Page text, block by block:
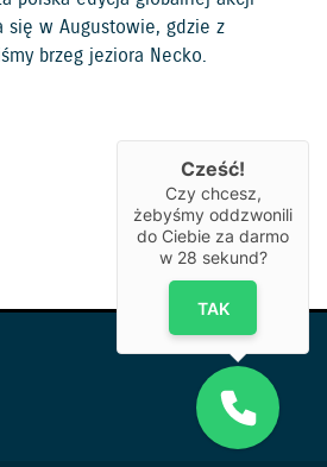
się w Augustowie, gdzie z
brzeg jeziora Necko.
Cześć!
Czy chcesz,
żebyśmy oddzwonili
do Ciebie za darmo
w 28 sekund?
TAK